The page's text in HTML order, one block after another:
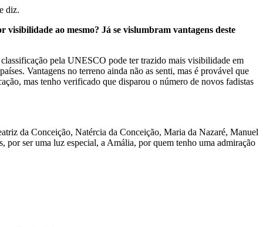
diz.
ao mesmo? Já se vislumbram vantagens deste
pela UNESCO pode ter trazido mais visibilidade em
Vantagens no terreno ainda não as senti, mas é provável que
mas tenho verificado que disparou o número de novos fadistas
da Conceição, Natércia da Conceição, Maria da Nazaré, Manuel
ser uma luz especial, a Amália, por quem tenho uma admiração